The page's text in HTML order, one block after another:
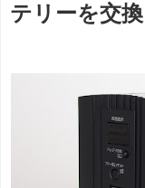
テリーを交